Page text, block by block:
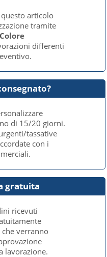
articolo
tramite
differenti
di 15/20 giorni.
tassative
con i
gratuita
ricevuti
che verranno
lavorazione.